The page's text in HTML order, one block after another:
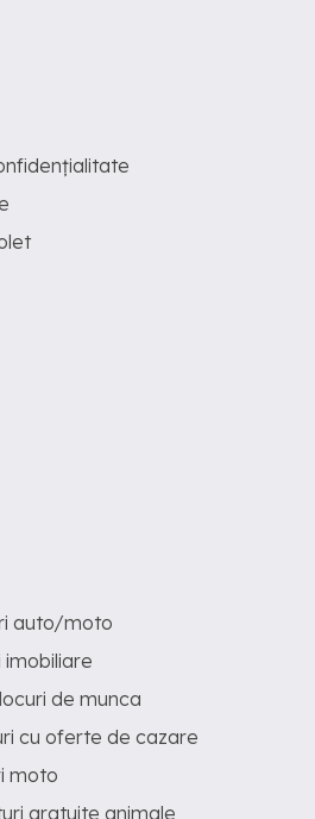
auto/moto
imobiliare
de munca
cu oferte de cazare
moto
gratuite animale